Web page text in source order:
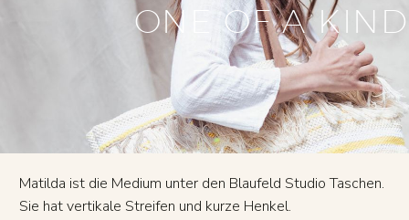
ONE OF A KIND
Matilda ist die Medium unter den Blaufeld Studio Taschen.
Sie hat vertikale Streifen und kurze Henkel.